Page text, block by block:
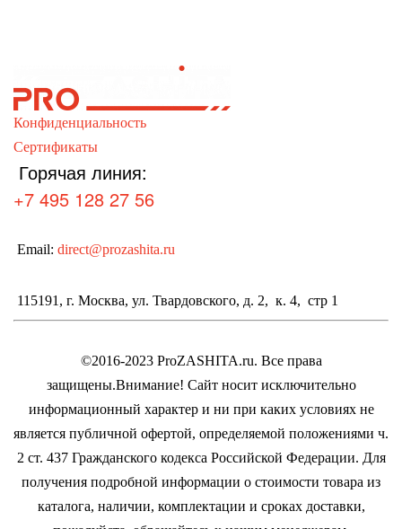
Конфиденциальность
Сертификаты
Горячая линия:
+7 495 128 27 56
Email: direct@prozashita.ru
115191, г. Москва, ул. Твардовского, д. 2, к. 4, стр 1
©2016-2023 ProZASHITA.ru. Все права
защищены.Внимание! Cайт носит исключительно
информационный характер и ни при каких условиях не
является публичной офертой, определяемой положениями ч.
2 ст. 437 Гражданского кодекса Российской Федерации. Для
получения подробной информации о стоимости товара из
каталога, наличии, комплектации и сроках доставки,